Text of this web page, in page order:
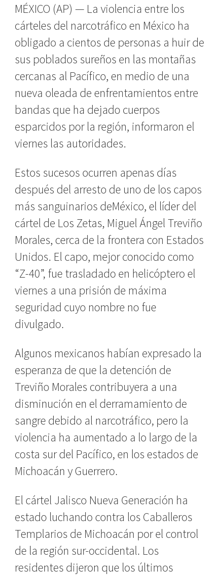
MÉXICO (AP) — La violencia entre los
cárteles del narcotráfico en México ha
obligado a cientos de personas a huir de
sus poblados sureños en las montañas
cercanas al Pacífico, en medio de una
nueva oleada de enfrentamientos entre
bandas que ha dejado cuerpos
esparcidos por la región, informaron el
viernes las autoridades.
Estos sucesos ocurren apenas días
después del arresto de uno de los capos
más sanguinarios deMéxico, el líder del
cártel de Los Zetas, Miguel Ángel Treviño
Morales, cerca de la frontera con Estados
Unidos. El capo, mejor conocido como
“Z-40”, fue trasladado en helicóptero el
viernes a una prisión de máxima
seguridad cuyo nombre no fue
divulgado.
Algunos mexicanos habían expresado la
esperanza de que la detención de
Treviño Morales contribuyera a una
disminución en el derramamiento de
sangre debido al narcotráfico, pero la
violencia ha aumentado a lo largo de la
costa sur del Pacífico, en los estados de
Michoacán y Guerrero.
El cártel Jalisco Nueva Generación ha
estado luchando contra los Caballeros
Templarios de Michoacán por el control
de la región sur-occidental. Los
residentes dijeron que los últimos